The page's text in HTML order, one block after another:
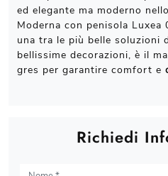
ed elegante ma moderno
Moderna con penisola
una tra le più belle soluzioni
bellissime decorazioni, è il
gres per garantire comfort e
Richiedi